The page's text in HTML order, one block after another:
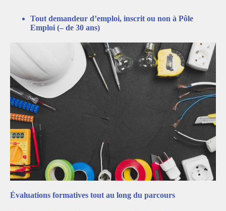
Tout demandeur d’emploi, inscrit ou non à Pôle
Emploi (– de 30 ans)
Évaluations formatives tout au long du parcours